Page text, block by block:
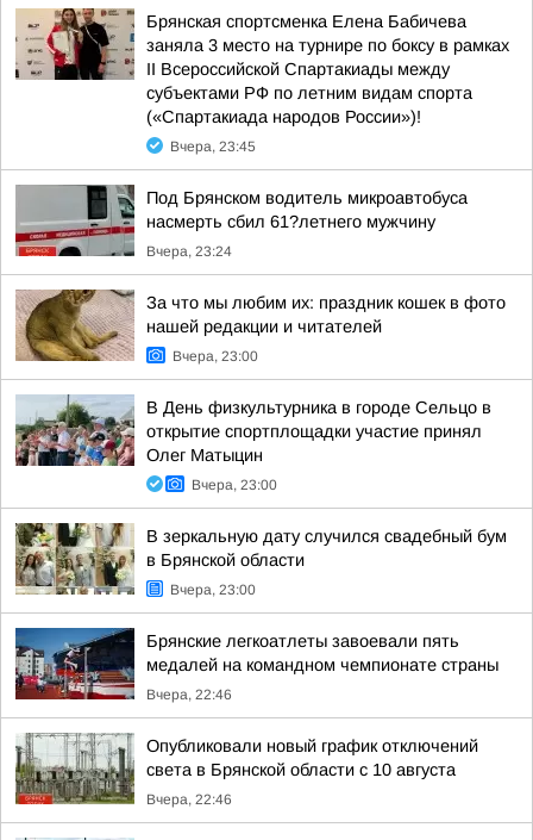
Брянская спортсменка Елена Бабичева
заняла 3 место на турнире по боксу в рамках
II Всероссийской Спартакиады между
субъектами РФ по летним видам спорта
(«Спартакиада народов России»)!
Вчера, 23:45
Под Брянском водитель микроавтобуса
насмерть сбил 61?летнего мужчину
Вчера, 23:24
За что мы любим их: праздник кошек в фото
нашей редакции и читателей
Вчера, 23:00
В День физкультурника в городе Сельцо в
открытие спортплощадки участие принял
Олег Матыцин
Вчера, 23:00
В зеркальную дату случился свадебный бум
в Брянской области
Вчера, 23:00
Брянские легкоатлеты завоевали пять
медалей на командном чемпионате страны
Вчера, 22:46
Опубликовали новый график отключений
света в Брянской области с 10 августа
Вчера, 22:46